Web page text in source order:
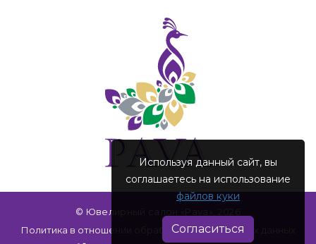
Используя данный сайт, вы
соглашаетесь на использование
файлов куки
Согласиться
© Ювелирный салон «Pava», 2026
Политика в отношении обработки персональных данных